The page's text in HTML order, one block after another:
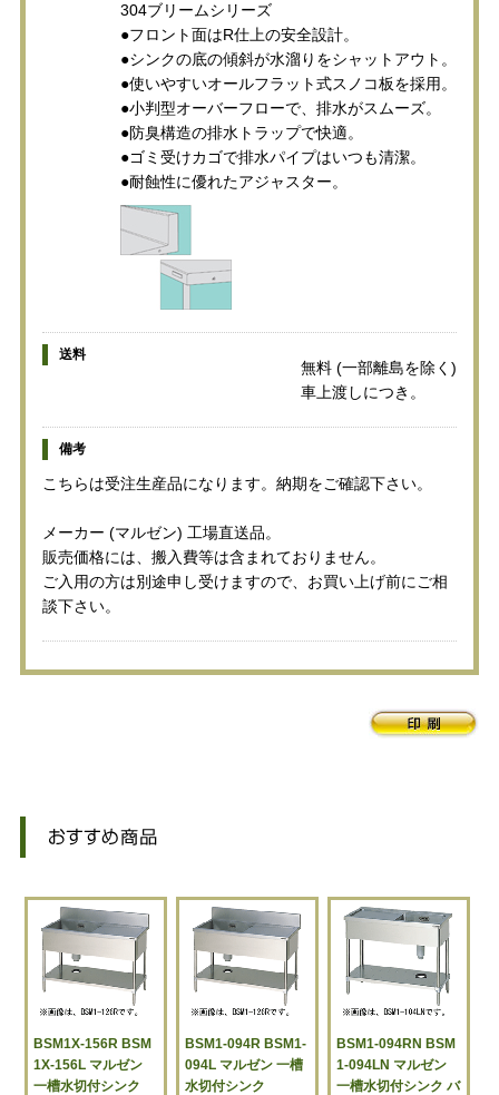
304ブリームシリーズ
●フロント面はR仕上の安全設計。
●シンクの底の傾斜が水溜りをシャットアウト。
●使いやすいオールフラット式スノコ板を採用。
●小判型オーバーフローで、排水がスムーズ。
●防臭構造の排水トラップで快適。
●ゴミ受けカゴで排水パイプはいつも清潔。
●耐蝕性に優れたアジャスター。
送料
無料 (一部離島を除く)
車上渡しにつき。
備考
こちらは受注生産品になります。納期をご確認下さい。
メーカー (マルゼン) 工場直送品。
販売価格には、搬入費等は含まれておりません。
ご入用の方は別途申し受けますので、お買い上げ前にご相
談下さい。
BSM1X-156R BSM
1X-156L マルゼン
一槽水切付シンク
BSM1-094R BSM1-
094L マルゼン 一槽
水切付シンク
BSM1-094RN BSM
1-094LN マルゼン
一槽水切付シンク バ